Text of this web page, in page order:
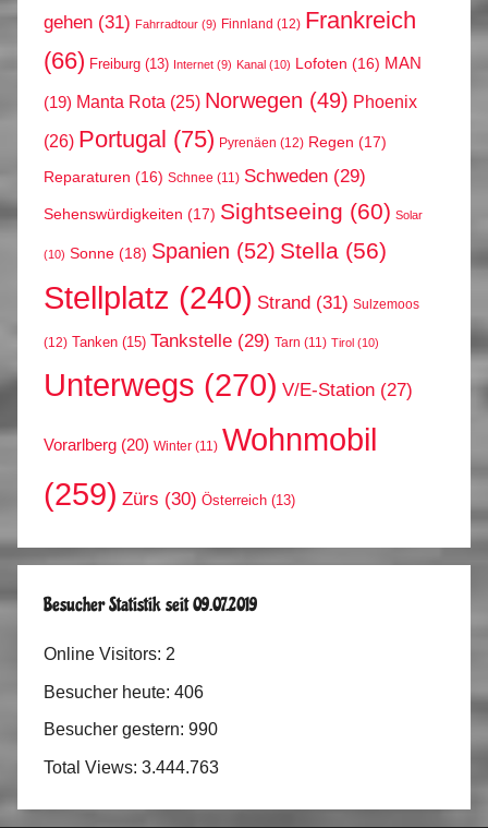
gehen (31) Fahrradtour (9) Finnland (12) Frankreich
(66) Freiburg (13) Internet (9) Kanal (10) Lofoten (16) MAN
(19) Manta Rota (25) Norwegen (49) Phoenix
(26) Portugal (75) Pyrenäen (12) Regen (17)
Reparaturen (16) Schnee (11) Schweden (29)
Sehenswürdigkeiten (17) Sightseeing (60) Solar
(10) Sonne (18) Spanien (52) Stella (56)
Stellplatz (240) Strand (31) Sulzemoos
(12) Tanken (15) Tankstelle (29) Tarn (11) Tirol (10)
Unterwegs (270) V/E-Station (27)
Vorarlberg (20) Winter (11) Wohnmobil
(259) Zürs (30) Österreich (13)
Besucher Statistik seit 09.07.2019
Online Visitors: 2
Besucher heute: 406
Besucher gestern: 990
Total Views: 3.444.763